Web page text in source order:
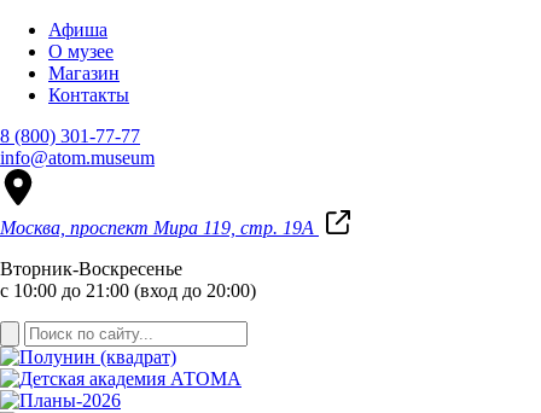
Афиша
О музее
Магазин
Контакты
8 (800) 301-77-77
info@atom.museum
Москва, проспект Мира 119, стр. 19А
Вторник-Воскресенье
с 10:00 до 21:00 (вход до 20:00)